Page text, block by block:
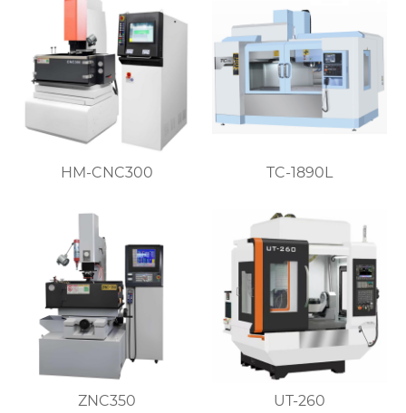
HM-CNC300 TC-1890L
ZNC350 UT-260